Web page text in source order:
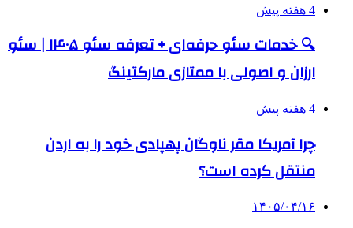
4 هفته پیش
🔍 خدمات سئو حرفه‌ای + تعرفه سئو ۱۴۰۵ | سئو
ارزان و اصولی با ممتازی مارکتینگ
4 هفته پیش
چرا آمریکا مقر ناوگان پهپادی خود را به اردن
منتقل کرده است؟
۱۴۰۵/۰۴/۱۶